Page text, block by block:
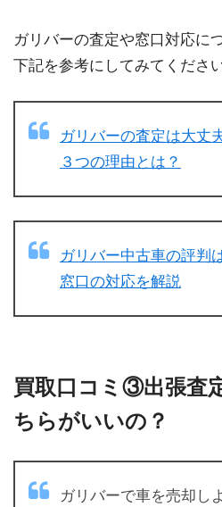
ガリバーの査定や窓口対応に
下記を参考にしてみてください
ガリバーの査定は大丈
３つの理由とは？
ガリバー中古車の評判
窓口の対応を解説
買取口コミ③出張査
ちらがいいの？
ガリバーで車を売却し